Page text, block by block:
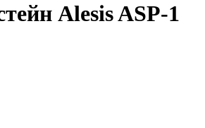
Alesis ASP-1